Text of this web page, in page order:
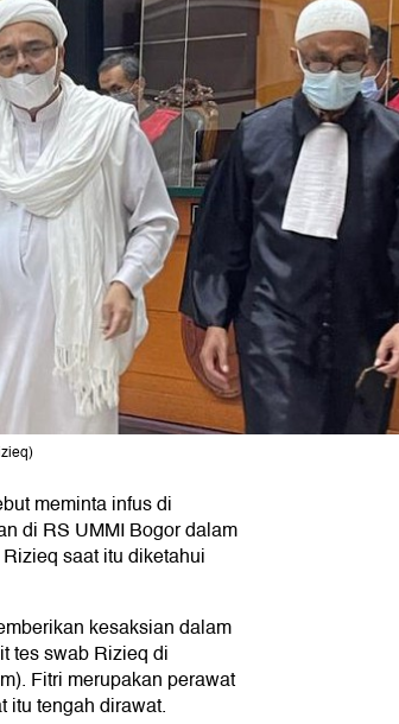
meminta infus di
di RS UMMI Bogor dalam
saat itu diketahui
kesaksian dalam
tes swab Rizieq di
Fitri merupakan perawat
itu tengah dirawat.